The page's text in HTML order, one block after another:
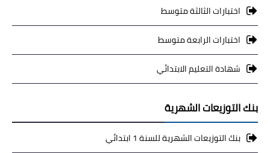
اختبارات الثالثة متوسط
اختبارات الرابعة متوسط
شهادة التعليم الابتدائي
بنك التوزيعات الشهرية
بنك التوزيعات الشهرية للسنة 1 ابتدائي